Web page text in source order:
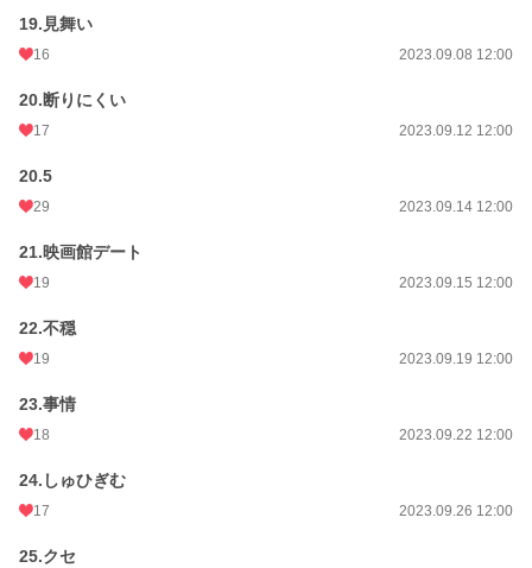
19.見舞い
16 2023.09.08 12:00
20.断りにくい
17 2023.09.12 12:00
20.5
29 2023.09.14 12:00
21.映画館デート
19 2023.09.15 12:00
22.不穏
19 2023.09.19 12:00
23.事情
18 2023.09.22 12:00
24.しゅひぎむ
17 2023.09.26 12:00
25.クセ